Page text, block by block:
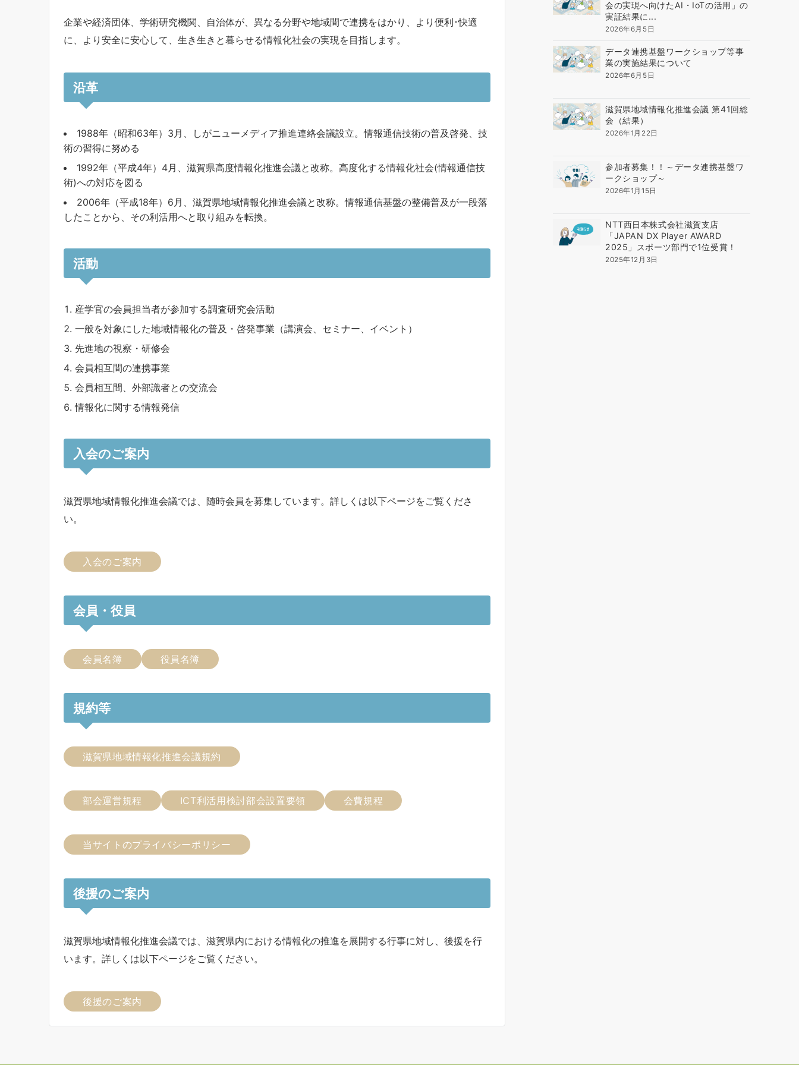
企業や経済団体、学術研究機関、自治体が、異なる分野や地域間で連携をはかり、より便利･快適
に、より安全に安心して、生き生きと暮らせる情報化社会の実現を目指します。
沿革
1988年（昭和63年）3月、しがニューメディア推進連絡会議設立。情報通信技術の普及啓発、技
術の習得に努める
1992年（平成4年）4月、滋賀県高度情報化推進会議と改称。高度化する情報化社会(情報通信技
術)への対応を図る
2006年（平成18年）6月、滋賀県地域情報化推進会議と改称。情報通信基盤の整備普及が一段落
したことから、その利活用へと取り組みを転換。
活動
産学官の会員担当者が参加する調査研究会活動
一般を対象にした地域情報化の普及・啓発事業（講演会、セミナー、イベント）
先進地の視察・研修会
会員相互間の連携事業
会員相互間、外部識者との交流会
情報化に関する情報発信
入会のご案内
滋賀県地域情報化推進会議では、随時会員を募集しています。詳しくは以下ページをご覧くださ
い。
入会のご案内
会員・役員
会員名簿 役員名簿
規約等
滋賀県地域情報化推進会議規約
部会運営規程 ICT利活用検討部会設置要領 会費規程
当サイトのプライバシーポリシー
後援のご案内
滋賀県地域情報化推進会議では、滋賀県内における情報化の推進を展開する行事に対し、後援を行
います。詳しくは以下ページをご覧ください。
後援のご案内
会の実現へ向けたAI・IoTの活用」の
実証結果に...
2026年6月5日
データ連携基盤ワークショップ等事
業の実施結果について
2026年6月5日
滋賀県地域情報化推進会議 第41回総
会（結果）
2026年1月22日
参加者募集！！～データ連携基盤ワ
ークショップ～
2026年1月15日
NTT西日本株式会社滋賀支店
「JAPAN DX Player AWARD
2025」スポーツ部門で1位受賞！
2025年12月3日